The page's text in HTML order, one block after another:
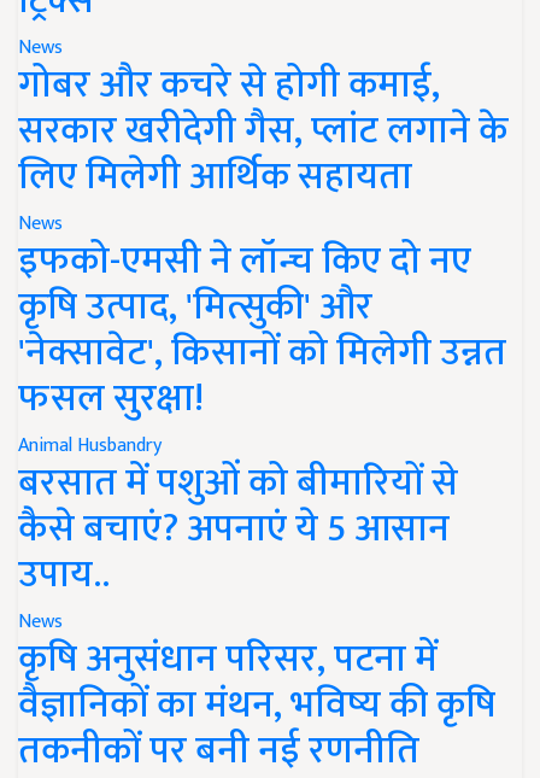
News
गोबर और कचरे से होगी कमाई,
सरकार खरीदेगी गैस, प्लांट लगाने के
लिए मिलेगी आर्थिक सहायता
News
इफको-एमसी ने लॉन्च किए दो नए
कृषि उत्पाद, 'मित्सुकी' और
'नेक्सावेट', किसानों को मिलेगी उन्नत
फसल सुरक्षा!
Animal Husbandry
बरसात में पशुओं को बीमारियों से
कैसे बचाएं? अपनाएं ये 5 आसान
उपाय..
News
कृषि अनुसंधान परिसर, पटना में
वैज्ञानिकों का मंथन, भविष्य की कृषि
तकनीकों पर बनी नई रणनीति